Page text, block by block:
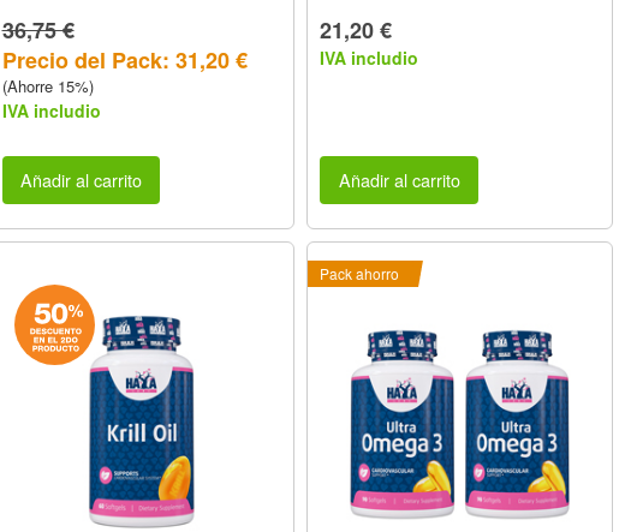
36,75 €
Precio del Pack: 31,20 €
(Ahorre 15%)
IVA includio
Añadir al carrito
21,20 €
IVA includio
Añadir al carrito
Pack ahorro